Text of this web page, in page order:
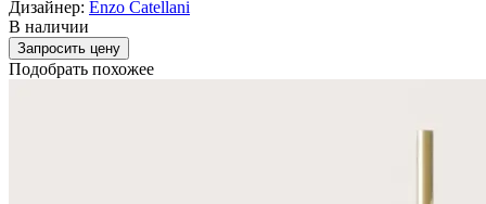
Дизайнер: Enzo Catellani
В наличии
Запросить цену
Подобрать похожее